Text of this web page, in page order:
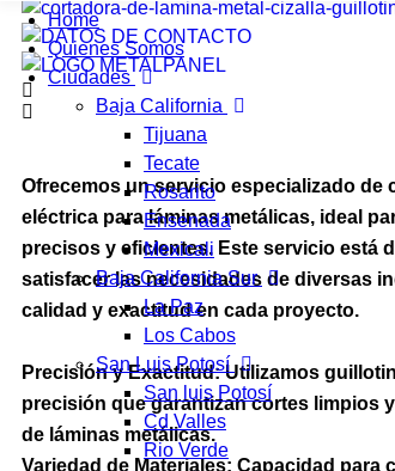
Home
Quienes Somos
Ciudades
Baja California
Tijuana
Tecate
Rosarito
Ensenada
Mexicali
Baja California Sur
La Paz
Los Cabos
San Luis Potosí
San luis Potosí
Cd Valles
Rio Verde
Ofrecemos un servicio especializado de
eléctrica para láminas metálicas, ideal
precisos y eficientes. Este servicio está
satisfacer las necesidades de diversas
calidad y exactitud en cada proyecto.
Precisión y Exactitud: Utilizamos
precisión que garantizan cortes limpios
de láminas metálicas.
Variedad de Materiales: Capacidad para